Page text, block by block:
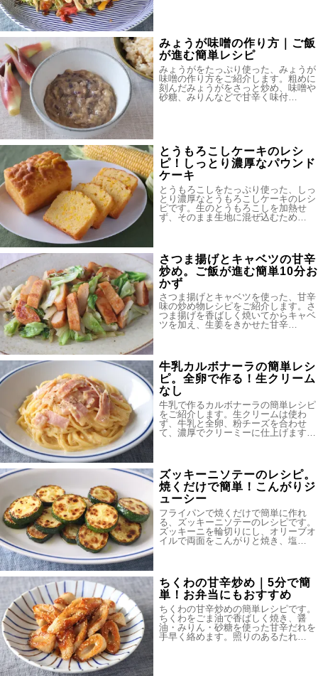
みょうが味噌の作り方｜ご飯
が進む簡単レシピ
みょうがをたっぷり使った、みょうが
味噌の作り方をご紹介します。粗めに
刻んだみょうがをさっと炒め、味噌や
砂糖、みりんなどで甘辛く味付…
とうもろこしケーキのレシ
ピ！しっとり濃厚なパウンド
ケーキ
とうもろこしをたっぷり使った、しっ
とり濃厚なとうもろこしケーキのレシ
ピです。生のとうもろこしを加熱せ
ず、そのまま生地に混ぜ込むため…
さつま揚げとキャベツの甘辛
炒め。ご飯が進む簡単10分お
かず
さつま揚げとキャベツを使った、甘辛
味の炒め物レシピをご紹介します。さ
つま揚げを香ばしく焼いてからキャベ
ツを加え、生姜をきかせた甘辛…
牛乳カルボナーラの簡単レシ
ピ。全卵で作る！生クリーム
なし
牛乳で作るカルボナーラの簡単レシピ
をご紹介します。生クリームは使わ
ず、牛乳と全卵、粉チーズを合わせ
て、濃厚でクリーミーに仕上げます…
ズッキーニソテーのレシピ。
焼くだけで簡単！こんがりジ
ューシー
フライパンで焼くだけで簡単に作れ
る、ズッキーニソテーのレシピです。
ズッキーニを輪切りにし、オリーブオ
イルで両面をこんがりと焼き、塩…
ちくわの甘辛炒め｜5分で簡
単！お弁当にもおすすめ
ちくわの甘辛炒めの簡単レシピです。
ちくわをごま油で香ばしく焼き、醤
油・みりん・砂糖を使った甘辛だれを
手早く絡めます。照りのあるたれ…